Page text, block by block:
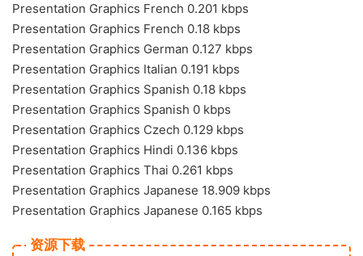
Presentation Graphics French 0.201 kbps
Presentation Graphics French 0.18 kbps
Presentation Graphics German 0.127 kbps
Presentation Graphics Italian 0.191 kbps
Presentation Graphics Spanish 0.18 kbps
Presentation Graphics Spanish 0 kbps
Presentation Graphics Czech 0.129 kbps
Presentation Graphics Hindi 0.136 kbps
Presentation Graphics Thai 0.261 kbps
Presentation Graphics Japanese 18.909 kbps
Presentation Graphics Japanese 0.165 kbps
资源下载